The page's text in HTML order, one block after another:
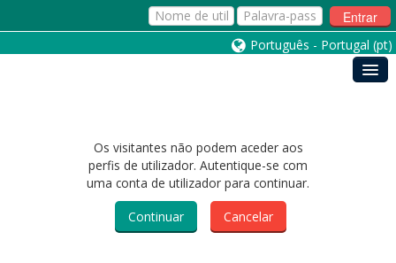
Entrar
Português - Portugal ‎(pt)‎
Os visitantes não podem aceder aos
perfis de utilizador. Autentique-se com
uma conta de utilizador para continuar.